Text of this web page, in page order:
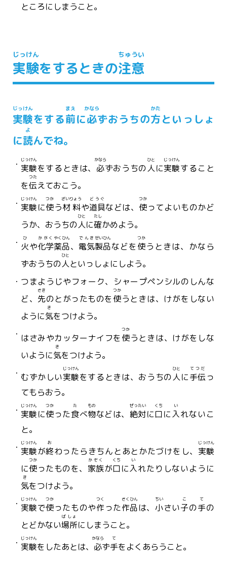
ところにしまうこと。
実験
じっけん
をするときの注意
ちゅうい
実験
じっけん
をする前
まえ
に必
かなら
ずおうちの方
かた
といっしょ
に読
よ
んでね。
実験
じっけん
をするときは、 必
かなら
ずおうちの人
ひと
に実験
じっけん
すること
を伝
つた
えておこう。
実験
じっけん
に使
つか
う材料
ざいりょう
や道具
どうぐ
などは、 使
つか
ってよいものかど
うか、おうちの人
ひと
に確
たし
かめよう。
火
ひ
や化学
かがく
薬品
やくひん
、 電気
でんき
製品
せいひん
などを 使
つか
うときは、かなら
ずおうちの人
ひと
といっしょにしよう。
つまようじやフォーク、シャープペンシルのしんな
ど、 先
さき
のとがったものを 使
つか
うときは、けがをしない
ように気
き
をつけよう。
はさみやカッターナイフを 使
つか
うときは、けがをしな
いように気
き
をつけよう。
むずかしい実験
じっけん
をするときは、おうちの人
ひと
に手伝
てつだ
っ
てもらおう。
実験
じっけん
に使
つか
った食
た
べ物
もの
などは、 絶対
ぜったい
に口
くち
に入
い
れないこ
と。
実験
じっけん
が終
お
わったらきちんとあとかたづけをし、 実験
じっけん
に使
つか
ったものを、 家族
かぞく
が口
くち
に入
い
れたりしないように
気
き
をつけよう。
実験
じっけん
で使
つか
ったものや作
つく
った作品
さくひん
は、 小
ちい
さい子
こ
の手
て
の
とどかない場所
ばしょ
にしまうこと。
実験
じっけん
をしたあとは、 必
かなら
ず手
て
をよくあらうこと。